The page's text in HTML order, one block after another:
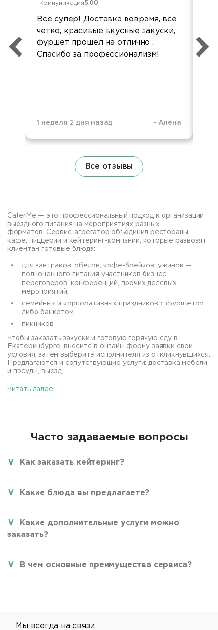
Коммуникация5.00
Все супер! Доставка вовремя, все
четко, красивые вкусные закуски,
фуршет прошел на отлично .
Спасибо за профессионализм!
1 неделя 2 дня назад - Алена
Все отзывы
CaterMe — это профессиональный подход к организации
выездного питания на мероприятиях разных
форматов. Сервис-агрегатор объединил рестораны,
кафе, пиццерии и кейтеринг-компании, которые развозят
клиентам готовые блюда:
для завтраков, обедов, кофе-брейков, ужинов —
полноценного питания участников бизнес-
переговоров, конференций, прочих деловых
мероприятий;
семейных и корпоративных праздников с фуршетом
либо банкетом;
пикников.
Чтобы заказать закуски и готовую горячую еду в
Екатеринбурге, внесите в онлайн-форму заявки свои
условия, затем выберите исполнителя из откликнувшихся.
Предлагаются и сопутствующие услуги: доставка мебели
и посуды, выезд...
Читать далее
Часто задаваемые вопросы
Как заказать кейтеринг?
Какие блюда вы предлагаете?
Какие дополнительные услуги можно
заказать?
В чем основные преимущества сервиса?
Мы всегда на связи